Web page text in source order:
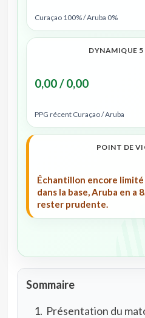
Curaçao 100% / Aruba 0%
DYNAMIQUE 5
0,00 / 0,00
PPG récent Curaçao / Aruba
POINT DE
Échantillon encore limité
dans la base, Aruba en a
rester prudente.
Sommaire
Présentation du